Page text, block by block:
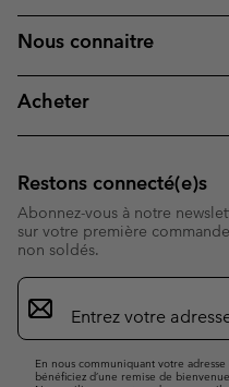
Nous connaitre
Acheter
Restons connecté(e)s
Abonnez-vous à notre
sur votre première
non soldés.
Inscription
par
e-
En nous communiquant votre
bénéficiez d’une remise de